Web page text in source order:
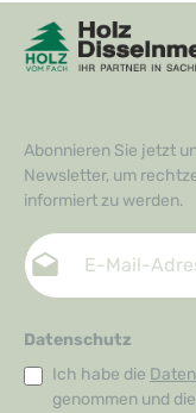
Abonnieren Sie jetzt
Newsletter, um
informiert zu werden.
E-Mail-Adresse*
Datenschutz
Ich habe die
genommen und die